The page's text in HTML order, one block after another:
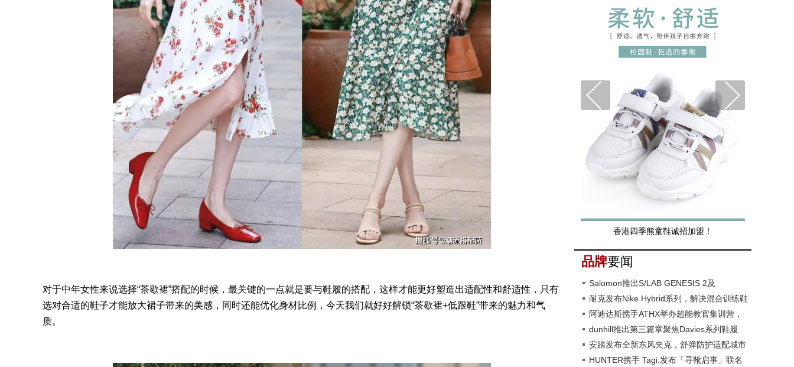
对于中年女性来说选择“茶歇裙”搭配的时候，最关键的一点就是要与鞋履的搭配，这样才能更好塑造出适配性和舒适性，只有
选对合适的鞋子才能放大裙子带来的美感，同时还能优化身材比例，今天我们就好好解锁“茶歇裙+低跟鞋”带来的魅力和气
质。
沙驰男鞋 期待你的加入！
品牌要闻
Salomon推出S/LAB GENESIS 2及
GENESIS 2越野跑鞋
耐克发布Nike Hybrid系列，解决混合训练鞋
性能难题
阿迪达斯携手ATHX举办超能教官集训营，
2027年ATHX GAMES落地京沪
dunhill推出第三篇章聚焦Davies系列鞋履
安踏发布全新东风夹克，舒弹防护适配城市
日常
HUNTER携手 Tagi.发布「寻靴启事」联名